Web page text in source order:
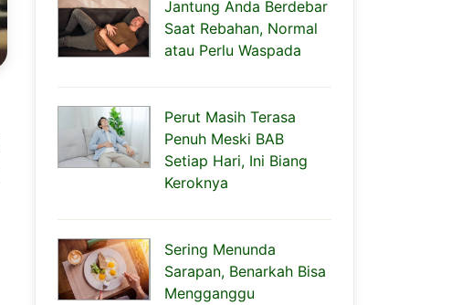
Jantung Anda Berdebar
Saat Rebahan, Normal
atau Perlu Waspada
Perut Masih Terasa
Penuh Meski BAB
Setiap Hari, Ini Biang
Keroknya
Sering Menunda
Sarapan, Benarkah Bisa
Mengganggu